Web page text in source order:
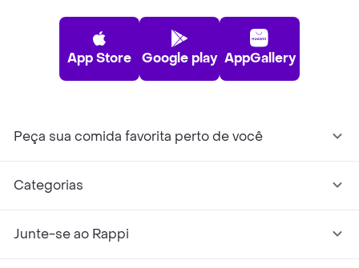
App Store Google play AppGallery
Peça sua comida favorita perto de você
Categorias
Junte-se ao Rappi